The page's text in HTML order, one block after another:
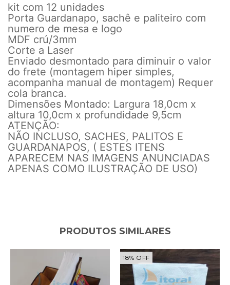
kit com 12 unidades
Porta Guardanapo, sachê e paliteiro com
numero de mesa e logo
MDF crú/3mm
Corte a Laser
Enviado desmontado para diminuir o valor
do frete (montagem hiper simples,
acompanha manual de montagem) Requer
cola branca.
Dimensões Montado: Largura 18,0cm x
altura 10,0cm x profundidade 9,5cm
ATENÇÃO:
NÃO INCLUSO, SACHES, PALITOS E
GUARDANAPOS, ( ESTES ITENS
APARECEM NAS IMAGENS ANUNCIADAS
APENAS COMO ILUSTRAÇÃO DE USO)
PRODUTOS SIMILARES
18% OFF